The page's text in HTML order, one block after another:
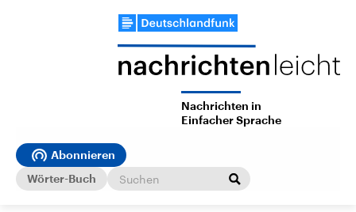
Nachrichten in
Einfacher Sprache
Abonnieren
Wörter-Buch